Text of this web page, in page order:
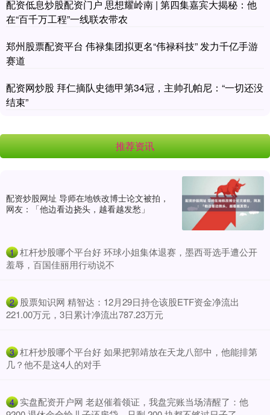
配资低息炒股配资门户 思想耀岭南 | 第四集嘉宾大揭秘：他
在“百千万工程”一线联农带农
郑州股票配资平台 伟禄集团拟更名“伟禄科技” 发力千亿手游
赛道
配资网炒股 拜仁摘队史德甲第34冠，主帅孔帕尼：“一切还没
结束”
推荐资讯
配资炒股网址 导师在地铁改博士论文被拍，
网友：「他边看边挠头，越看越发愁」
1 ​杠杆炒股哪个平台好 环球小姐集体退赛，墨西哥选手遭公开
羞辱，百国佳丽用行动说不
2 ​股票知识网 精智达：12月29日持仓该股ETF资金净流出
221.00万元，3日累计净流出787.23万元
3 ​杠杆炒股哪个平台好 如果把郭靖放在天龙八部中，他能排第
几？他不是这4人的对手
4 ​实盘配资开户网 老赵催着领证，我盘完账当场清醒了：他